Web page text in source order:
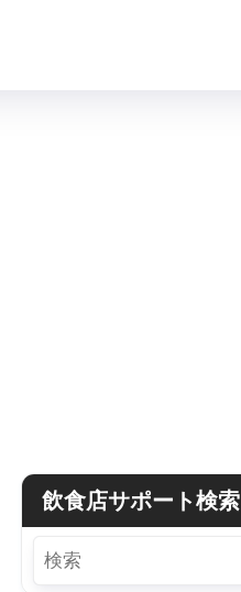
飲食店サポート検索